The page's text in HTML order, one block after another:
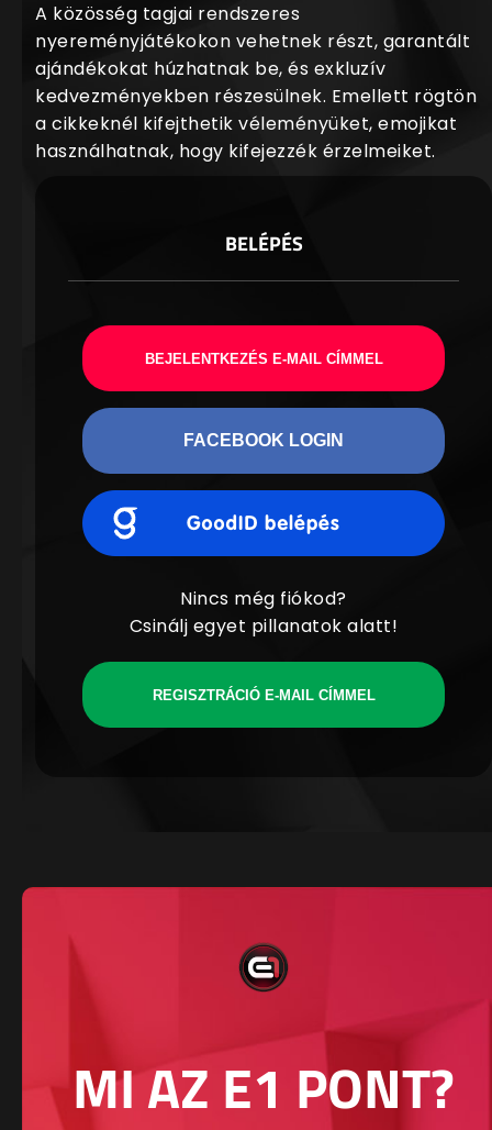
A közösség tagjai rendszeres
nyereményjátékokon vehetnek részt, garantált
ajándékokat húzhatnak be, és exkluzív
kedvezményekben részesülnek. Emellett rögtön
a cikkeknél kifejthetik véleményüket, emojikat
használhatnak, hogy kifejezzék érzelmeiket.
BELÉPÉS
BEJELENTKEZÉS E-MAIL CÍMMEL
FACEBOOK LOGIN
Nincs még fiókod?
Csinálj egyet pillanatok alatt!
REGISZTRÁCIÓ E-MAIL CÍMMEL
MI AZ E1 PONT?